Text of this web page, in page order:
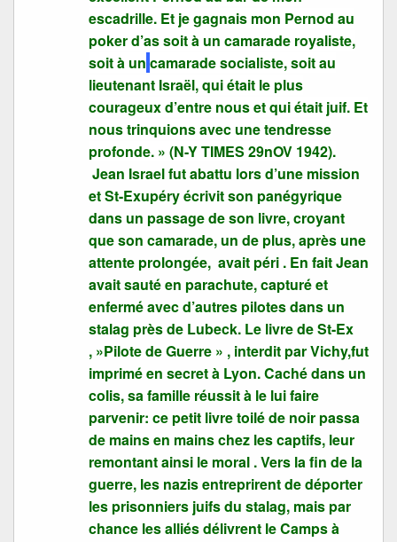
escadrille. Et je gagnais mon Pernod au
poker d’as soit à un camarade royaliste,
soit à un camarade socialiste, soit au
lieutenant Israël, qui était le plus
courageux d’entre nous et qui était juif. Et
nous trinquions avec une tendresse
profonde. » (N-Y TIMES 29nOV 1942).
Jean Israel fut abattu lors d’une mission
et St-Exupéry écrivit son panégyrique
dans un passage de son livre, croyant
que son camarade, un de plus, après une
attente prolongée, avait péri . En fait Jean
avait sauté en parachute, capturé et
enfermé avec d’autres pilotes dans un
stalag près de Lubeck. Le livre de St-Ex
, »Pilote de Guerre » , interdit par Vichy,fut
imprimé en secret à Lyon. Caché dans un
colis, sa famille réussit à le lui faire
parvenir: ce petit livre toilé de noir passa
de mains en mains chez les captifs, leur
remontant ainsi le moral . Vers la fin de la
guerre, les nazis entreprirent de déporter
les prisonniers juifs du stalag, mais par
chance les alliés délivrent le Camps à